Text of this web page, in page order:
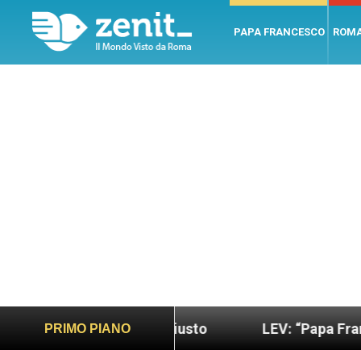
PAPA FRANCESCO
PRIMO PIANO
più sano e giusto LEV: “Papa Francesco.